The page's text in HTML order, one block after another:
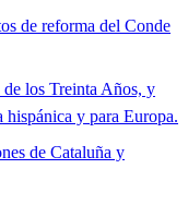
de reforma del Conde
de los Treinta Años, y
hispánica y para Europa.
de Cataluña y